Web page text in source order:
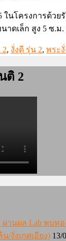
ในโครงการด้ว
ดเล็ก สูง 5 ซ.
2, งั่งดี รุ่น 2, พระงั่
ติ 2
ผ่านผล Lab พบท
/งั่งเกศเอียง) 13/